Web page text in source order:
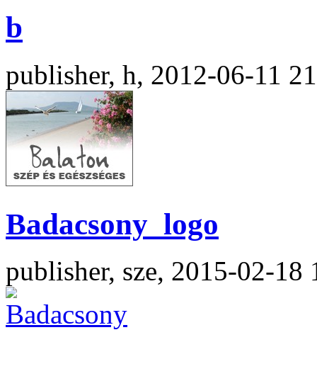
b
publisher, h, 2012-06-11
Badacsony_logo
publisher, sze, 2015-02-18